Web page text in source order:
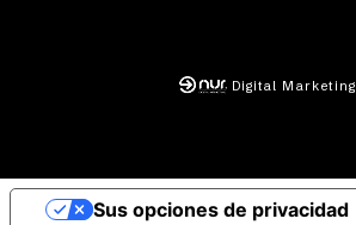
Digital Marketing
Sus opciones de privacidad